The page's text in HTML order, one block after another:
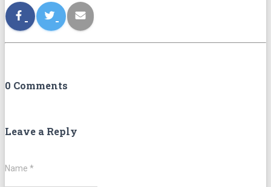
0 Comments
Leave a Reply
Name *